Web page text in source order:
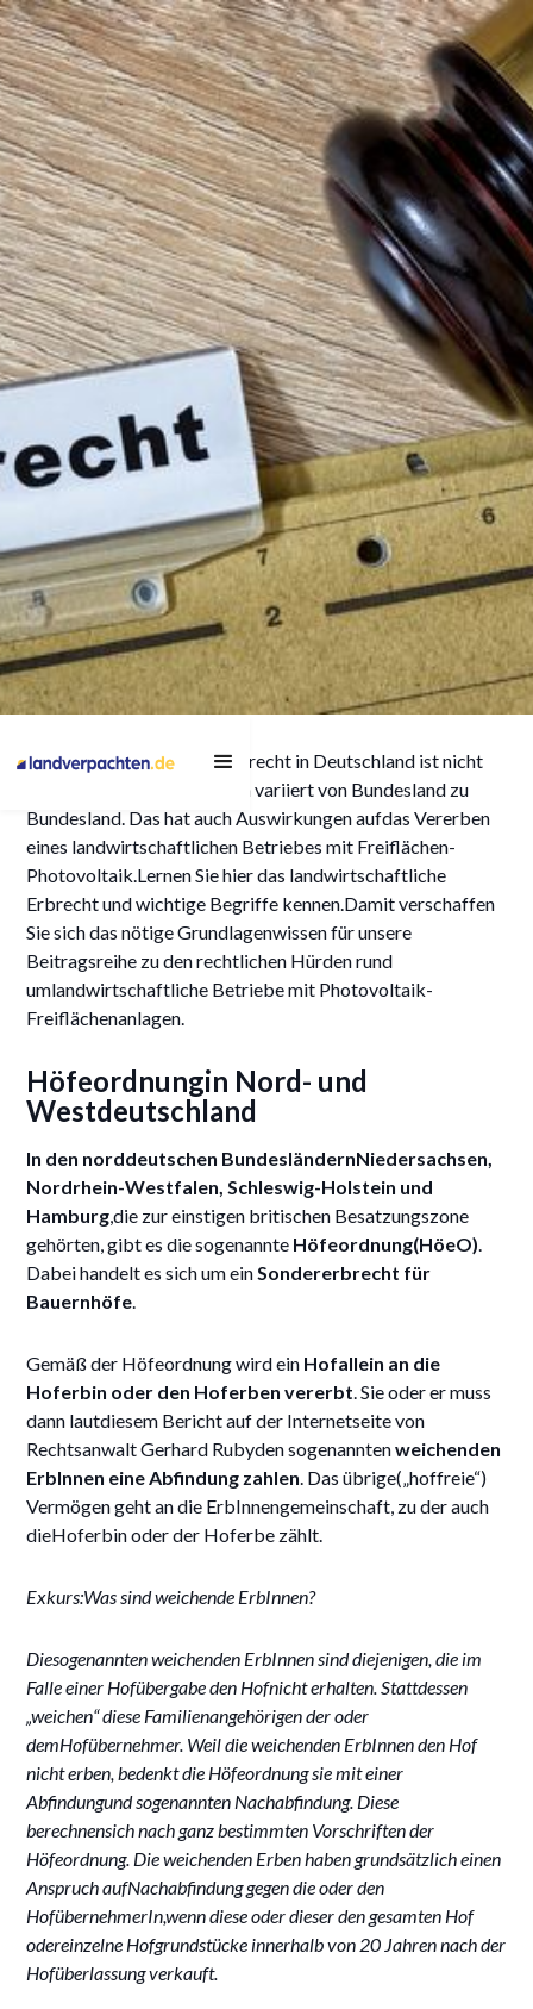
landwirtschaftlichen
Erbrecht in Deutschland
wissen müssen
29/4/2024
Daslandwirtschaftliche Erbrecht in Deutschland ist nicht
einheitlich geregelt,sondern variiert von Bundesland zu
Bundesland. Das hat auch Auswirkungen aufdas Vererben
eines landwirtschaftlichen Betriebes mit Freiflächen-
Photovoltaik.Lernen Sie hier das landwirtschaftliche
Erbrecht und wichtige Begriffe kennen.Damit verschaffen
Sie sich das nötige Grundlagenwissen für unsere
Beitragsreihe zu den rechtlichen Hürden rund
umlandwirtschaftliche Betriebe mit Photovoltaik-
Freiflächenanlagen.
Höfeordnungin Nord- und
Westdeutschland
In den norddeutschen BundesländernNiedersachsen,
Nordrhein-Westfalen, Schleswig-Holstein und
Hamburg,die zur einstigen britischen Besatzungszone
gehörten, gibt es die sogenannte Höfeordnung(HöeO).
Dabei handelt es sich um einSondererbrecht für
Bauernhöfe.
Gemäß der Höfeordnung wird ein Hofallein an die
Hoferbin oder den Hoferben vererbt. Sie oder er muss
dann lautdiesem Bericht auf der Internetseite von
Rechtsanwalt Gerhard Rubyden sogenanntenweichenden
ErbInnen eine Abfindung zahlen. Das übrige(„hoffreie“)
Vermögen geht an die ErbInnengemeinschaft, zu der auch
dieHoferbin oder der Hoferbe zählt.
Exkurs:Was sind weichende ErbInnen?
Diesogenannten weichenden ErbInnen sind diejenigen, die im
Falle einer Hofübergabe den Hofnicht erhalten. Stattdessen
„weichen“ diese Familienangehörigen der oder
demHofübernehmer. Weil die weichenden ErbInnen den Hof
nicht erben, bedenkt die Höfeordnung sie mit einer
Abfindungund sogenannten Nachabfindung. Diese
berechnensich nach ganz bestimmten Vorschriften der
Höfeordnung. Die weichenden Erben haben grundsätzlich einen
Anspruch aufNachabfindung gegen die oder den
HofübernehmerIn,wenn diese oder dieser den gesamten Hof
odereinzelne Hofgrundstücke innerhalb von 20 Jahren nach der
Hofüberlassung verkauft.